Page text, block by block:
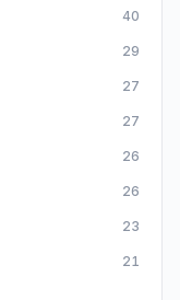
40
29
27
27
26
26
23
21